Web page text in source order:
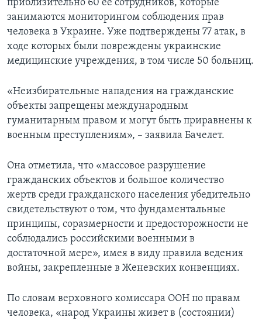
приблизительно 60 ее сотрудников, которые
занимаются мониторингом соблюдения прав
человека в Украине. Уже подтверждены 77 атак, в
ходе которых были повреждены украинские
медицинские учреждения, в том числе 50 больниц.
«Неизбирательные нападения на гражданские
объекты запрещены международным
гуманитарным правом и могут быть приравнены к
военным преступлениям», – заявила Бачелет.
Она отметила, что «массовое разрушение
гражданских объектов и большое количество
жертв среди гражданского населения убедительно
свидетельствуют о том, что фундаментальные
принципы, соразмерности и предосторожности не
соблюдались российскими военными в
достаточной мере», имея в виду правила ведения
войны, закрепленные в Женевских конвенциях.
По словам верховного комиссара ООН по правам
человека, «народ Украины живет в (состоянии)